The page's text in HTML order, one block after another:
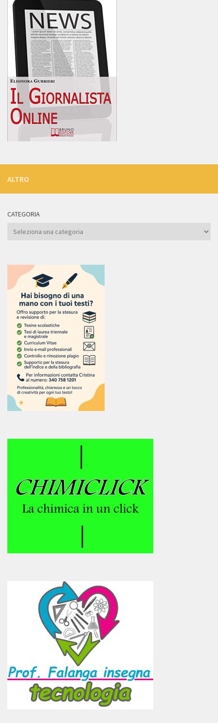
ALTRO
CATEGORIA
Categoria